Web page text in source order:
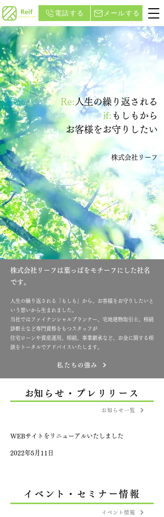
電話する メールする
Re: 人生の繰り返される
if: もしもから
​お客様をお守りしたい
株式会社リーフ
株式会社リーフは葉っぱをモチーフにした社名
です。
人生の繰り返される「もしも」から、お客様をお守りしたいと
いう想いから生まれました。
当社ではファイナンシャルプランナー、宅地建物取引士、相続
診断士など専門資格をもつスタッフが
住宅ローンや資産運用、相続、事業継承など、お金に関する相
談をトータルでアドバイスいたします。
私たちの強み
​お知らせ・プレリリース
お知らせ一覧
WEBサイトをリニューアルいたしました
2022年5月11日
イベント・セミナー情報
イベント情報